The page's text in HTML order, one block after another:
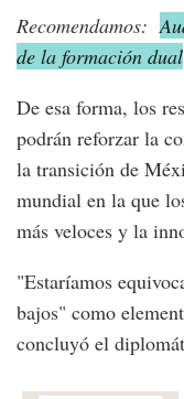
Recomendamos:
de la formación dual
De esa forma, los
podrán reforzar la
la transición de
mundial en la que
más veloces y la
"Estaríamos
bajos" como
concluyó el